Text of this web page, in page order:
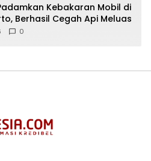
Kebakaran Mobil di
Berhasil Cegah Api Meluas
0